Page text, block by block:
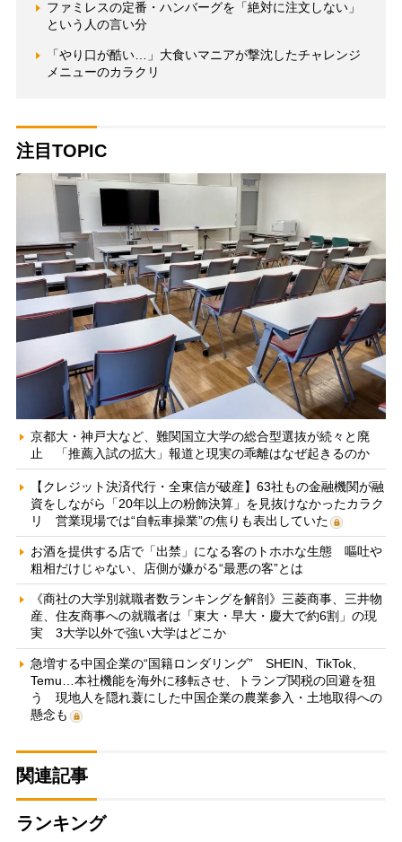
ファミレスの定番・ハンバーグを「絶対に注文しない」
という人の言い分
「やり口が酷い…」大食いマニアが撃沈したチャレンジ
メニューのカラクリ
注目TOPIC
京都大・神戸大など、難関国立大学の総合型選抜が続々と廃
止 「推薦入試の拡大」報道と現実の乖離はなぜ起きるのか
【クレジット決済代行・全東信が破産】63社もの金融機関が融
資をしながら「20年以上の粉飾決算」を見抜けなかったカラク
リ 営業現場では“自転車操業”の焦りも表出していた
お酒を提供する店で「出禁」になる客のトホホな生態 嘔吐や
粗相だけじゃない、店側が嫌がる“最悪の客”とは
《商社の大学別就職者数ランキングを解剖》三菱商事、三井物
産、住友商事への就職者は「東大・早大・慶大で約6割」の現
実 3大学以外で強い大学はどこか
急増する中国企業の“国籍ロンダリング” SHEIN、TikTok、
Temu…本社機能を海外に移転させ、トランプ関税の回避を狙
う 現地人を隠れ蓑にした中国企業の農業参入・土地取得への
懸念も
関連記事
ランキング